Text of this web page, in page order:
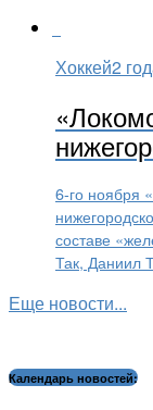
Хоккей2
6-го ноября
составе
Так, Даниил
Еще новости...
Календарь новостей: